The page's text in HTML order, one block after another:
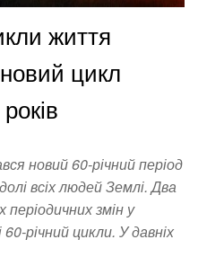
життя
цикл
новий 60-річний період
всіх людей Землі. Два
змін у
річний цикли. У давніх